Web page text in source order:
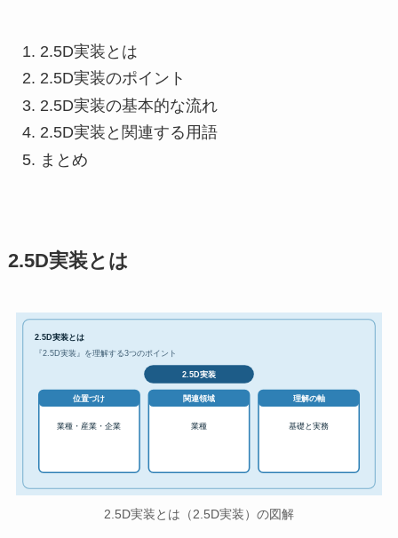
2.5D実装とは
2.5D実装のポイント
2.5D実装の基本的な流れ
2.5D実装と関連する用語
まとめ
2.5D実装とは
2.5D実装とは
『2.5D実装』を理解する3つのポイント
2.5D実装
位置づけ
業種・産業・企業
関連領域
業種
理解の軸
基礎と実務
2.5D実装とは（2.5D実装）の図解